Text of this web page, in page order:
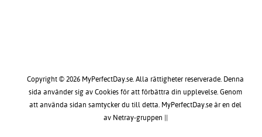
Copyright © 2026 MyPerfectDay.se. Alla rättigheter reserverade. Denna
sida använder sig av Cookies för att förbättra din upplevelse. Genom
att använda sidan samtycker du till detta. MyPerfectDay.se är en del
av Netray-gruppen ||